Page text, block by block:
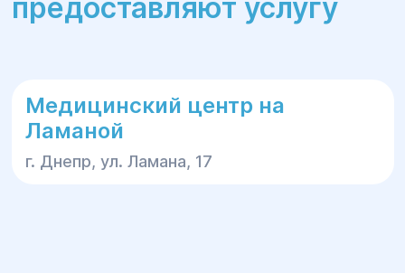
предоставляют услугу
Медицинский центр на
Ламаной
г. Днепр, ул. Ламана, 17